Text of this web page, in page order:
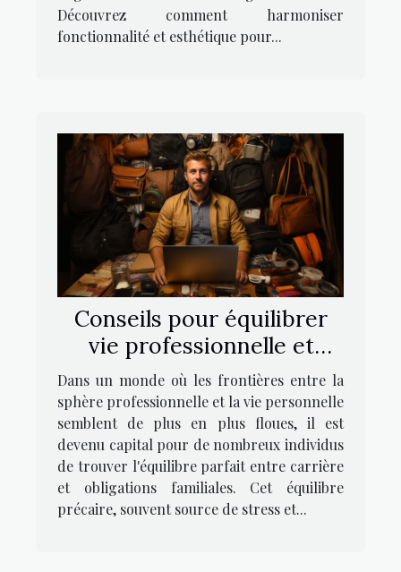
Découvrez comment harmoniser
fonctionnalité et esthétique pour...
Conseils pour équilibrer
vie professionnelle et
obligations familiales sans
stress
Dans un monde où les frontières entre la
sphère professionnelle et la vie personnelle
semblent de plus en plus floues, il est
devenu capital pour de nombreux individus
de trouver l'équilibre parfait entre carrière
et obligations familiales. Cet équilibre
précaire, souvent source de stress et...